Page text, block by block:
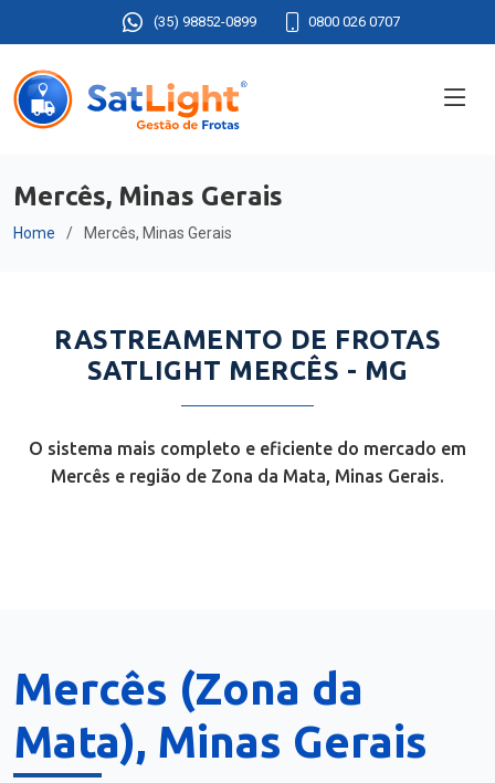
(35) 98852-0899 0800 026 0707
Mercês, Minas Gerais
Home Mercês, Minas Gerais
RASTREAMENTO DE FROTAS
SATLIGHT MERCÊS - MG
O sistema mais completo e eficiente do mercado em
Mercês e região de Zona da Mata, Minas Gerais.
Mercês (Zona da
Mata), Minas Gerais